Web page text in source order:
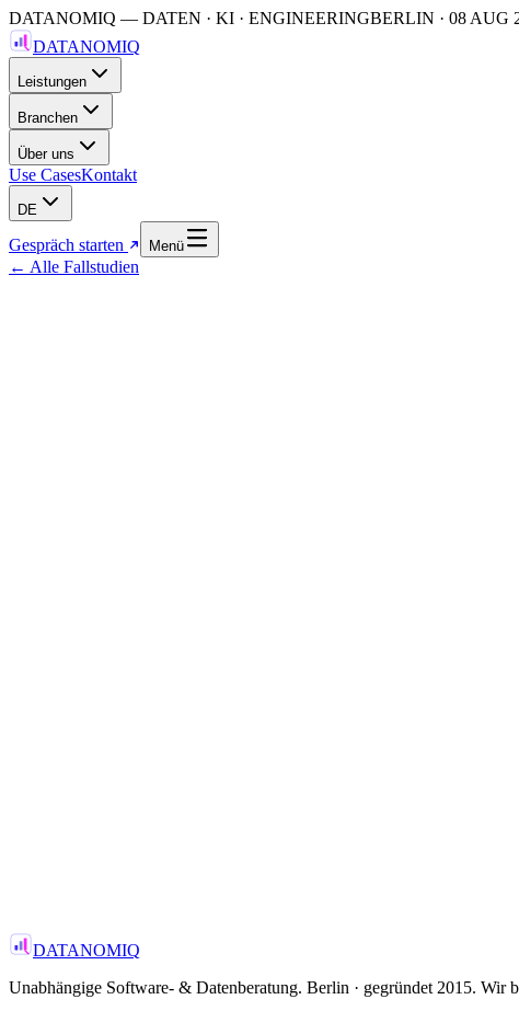
DATANOMIQ — DATEN · KI · ENGINEERINGBERLIN · 08 AUG
DATANOMIQ
Leistungen
Branchen
Über uns
Use CasesKontakt
DE
Gespräch starten Menü
← Alle Fallstudien
Gespräch starten Oder schreiben Sie uns direkt →
DATANOMIQ
Unabhängige Software- & Datenberatung. Berlin · gegründet 2015. Wir